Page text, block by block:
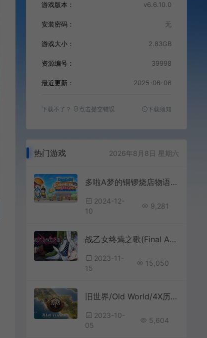
游戏版本： v6.6.10.0
安装密码： 无
游戏大小： 2.83GB
资源编号： 39998
最近更新： 2025-06-06
下载不了？ 点击提交错误 下载须知
热门游戏 2026年8月8日 星期六
多啦A梦的铜锣烧店物语(Doraemon Dorayaki Shop Story)甜品店模拟经营游戏|中文|攻略|视频|免费下载
2024-12-
10
9,281
战乙女终焉之歌(Final Anthem of Heroines)横版平台跳跃游戏|下载
2023-11-
15
15,050
旧世界/Old World/4X历史策略游戏/下载
2023-10-
05
5,604